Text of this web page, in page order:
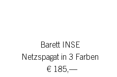
Barett INSE
Netzspagat in 3 Farben
€ 185,—